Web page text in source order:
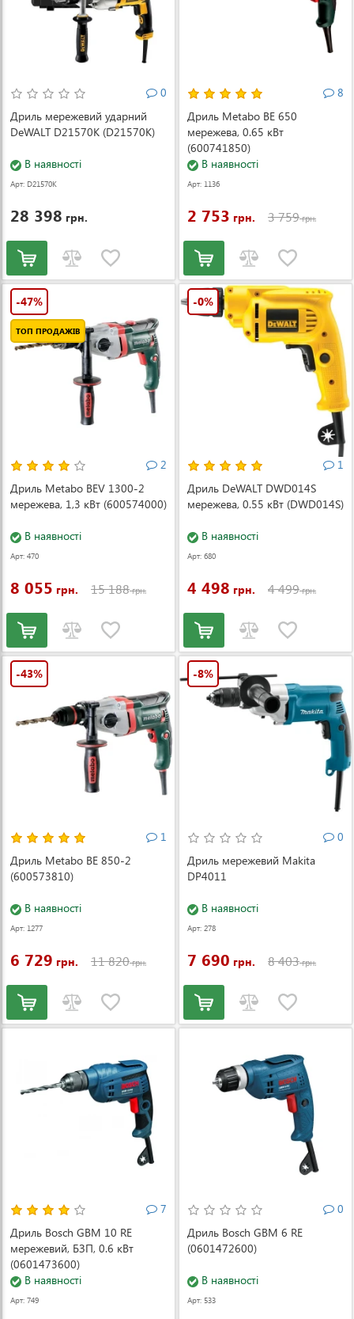
0
Дриль мережевий ударний
DeWALT D21570K (D21570K)
В наявності
Арт: D21570K
28 398 грн.
8
Дриль Metabo BE 650
мережева, 0.65 кВт
(600741850)
В наявності
Арт: 1136
2 753 грн. 3 759грн.
-47%
ТОП ПРОДАЖІВ
2
Дриль Metabo BEV 1300-2
мережева, 1,3 кВт (600574000)
В наявності
Арт: 470
8 055 грн. 15 188грн.
-0%
1
Дриль DeWALT DWD014S
мережева, 0.55 кВт (DWD014S)
В наявності
Арт: 680
4 498 грн. 4 499грн.
-43%
1
Дриль Metabo BE 850-2
(600573810)
В наявності
Арт: 1277
6 729 грн. 11 820грн.
-8%
0
Дриль мережевий Makita
DP4011
В наявності
Арт: 278
7 690 грн. 8 403грн.
7
Дриль Bosch GBM 10 RE
мережевий, БЗП, 0.6 кВт
(0601473600)
В наявності
Арт: 749
0
Дриль Bosch GBM 6 RE
(0601472600)
В наявності
Арт: 533